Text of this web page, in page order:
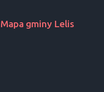
Mapa gminy Lelis